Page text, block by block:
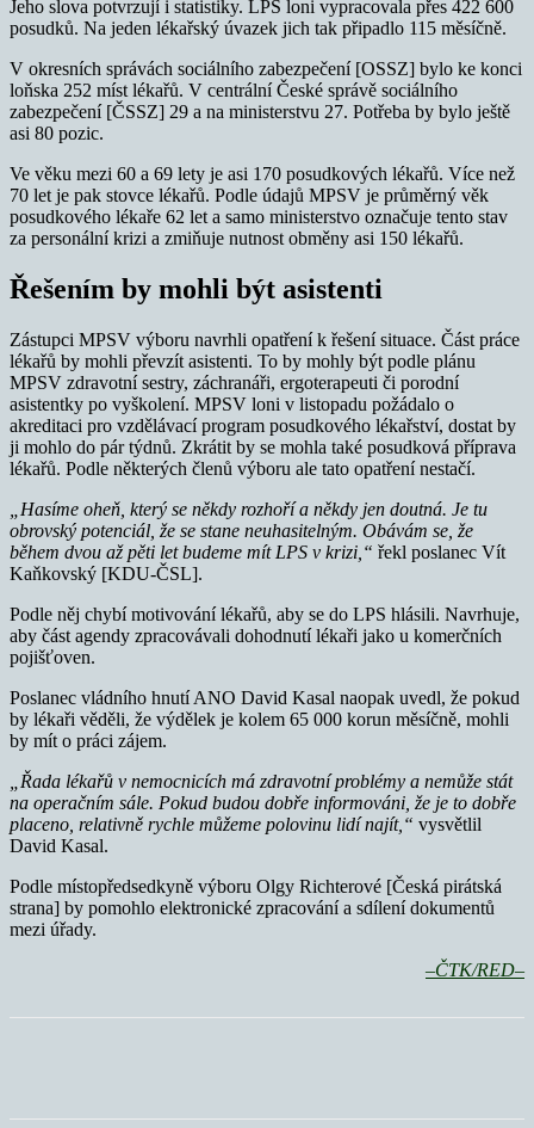
Jeho slova potvrzují i statistiky. LPS loni vypracovala přes 422 600
posudků. Na jeden lékařský úvazek jich tak připadlo 115 měsíčně.
V okresních správách sociálního zabezpečení [OSSZ] bylo ke konci
loňska 252 míst lékařů. V centrální České správě sociálního
zabezpečení [ČSSZ] 29 a na ministerstvu 27. Potřeba by bylo ještě
asi 80 pozic.
Ve věku mezi 60 a 69 lety je asi 170 posudkových lékařů. Více než
70 let je pak stovce lékařů. Podle údajů MPSV je průměrný věk
posudkového lékaře 62 let a samo ministerstvo označuje tento stav
za personální krizi a zmiňuje nutnost obměny asi 150 lékařů.
Řešením by mohli být asistenti
Zástupci MPSV výboru navrhli opatření k řešení situace. Část práce
lékařů by mohli převzít asistenti. To by mohly být podle plánu
MPSV zdravotní sestry, záchranáři, ergoterapeuti či porodní
asistentky po vyškolení. MPSV loni v listopadu požádalo o
akreditaci pro vzdělávací program posudkového lékařství, dostat by
ji mohlo do pár týdnů. Zkrátit by se mohla také posudková příprava
lékařů. Podle některých členů výboru ale tato opatření nestačí.
„Hasíme oheň, který se někdy rozhoří a někdy jen doutná. Je tu
obrovský potenciál, že se stane neuhasitelným. Obávám se, že
během dvou až pěti let budeme mít LPS v krizi,“ řekl poslanec Vít
Kaňkovský [KDU-ČSL].
Podle něj chybí motivování lékařů, aby se do LPS hlásili. Navrhuje,
aby část agendy zpracovávali dohodnutí lékaři jako u komerčních
pojišťoven.
Poslanec vládního hnutí ANO David Kasal naopak uvedl, že pokud
by lékaři věděli, že výdělek je kolem 65 000 korun měsíčně, mohli
by mít o práci zájem.
„Řada lékařů v nemocnicích má zdravotní problémy a nemůže stát
na operačním sále. Pokud budou dobře informováni, že je to dobře
placeno, relativně rychle můžeme polovinu lidí najít,“ vysvětlil
David Kasal.
Podle místopředsedkyně výboru Olgy Richterové [Česká pirátská
strana] by pomohlo elektronické zpracování a sdílení dokumentů
mezi úřady.
–ČTK/RED–